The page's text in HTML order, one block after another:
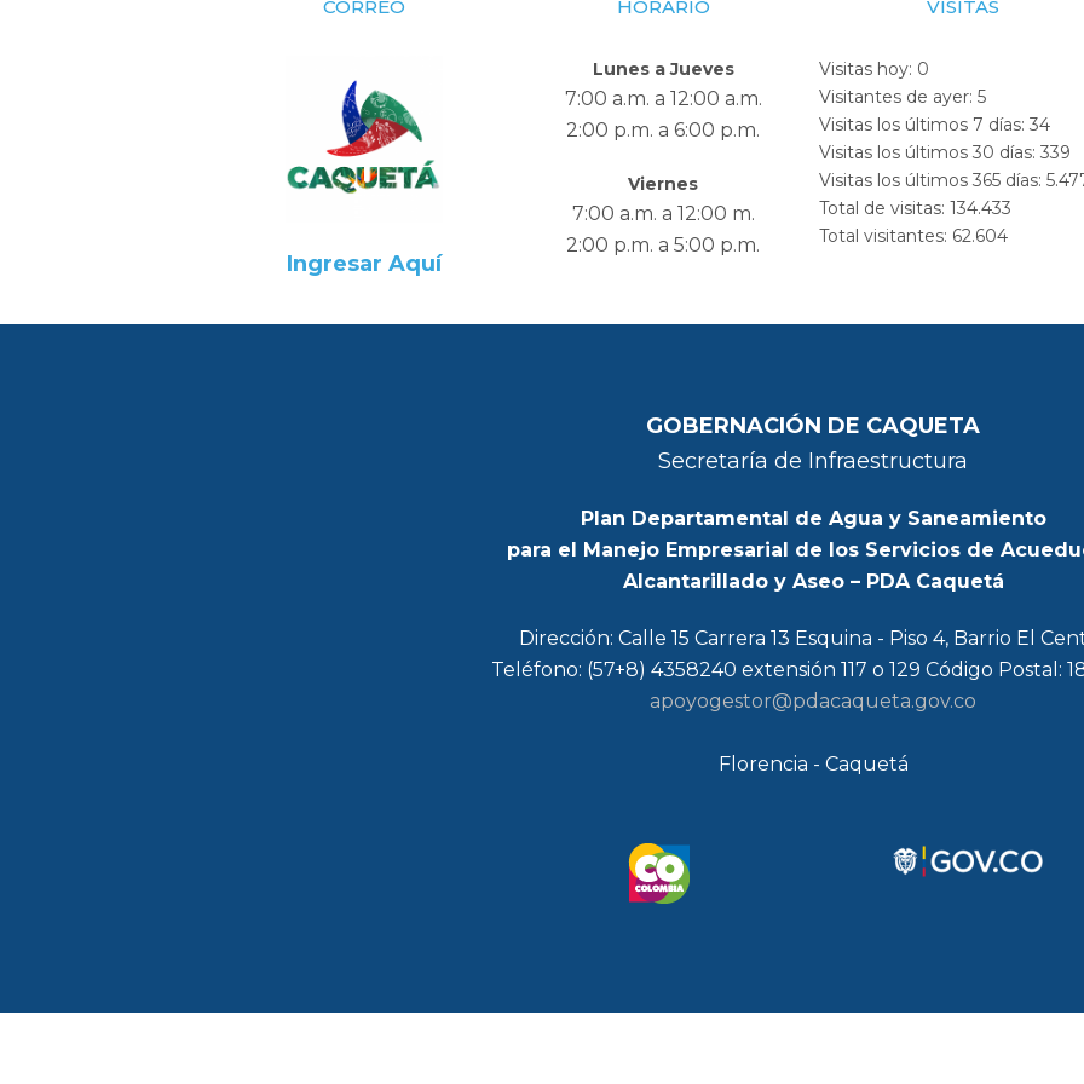
CORREO
Ingresar Aquí
HORARIO
Lunes a Jueves
7:00 a.m. a 12:00 a.m.
2:00 p.m. a 6:00 p.m.
Viernes
7:00 a.m. a 12:00 m.
2:00 p.m. a 5:00 p.m.
VISITAS
Visitas hoy: 0
Visitantes de ayer: 5
Visitas los últimos 7 días: 34
Visitas los últimos 30 días: 339
Visitas los últimos 365 días:
Total de visitas: 134.433
Total visitantes: 62.604
GOBERNACIÓN DE CAQUETA
Secretaría de Infraestructura
Plan Departamental de Agua y Saneamiento
para el Manejo Empresarial de los Servicios de
Alcantarillado y Aseo – PDA Caquetá
Dirección: Calle 15 Carrera 13 Esquina - Piso 4, Barrio El
Teléfono: (57+8) 4358240 extensión 117 o 129 Código Postal:
apoyogestor@pdacaqueta.gov.co
Florencia - Caquetá